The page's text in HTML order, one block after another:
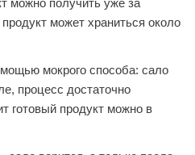
можно получить уже за
может храниться около
мокрого способа: сало
процесс достаточно
готовый продукт можно в